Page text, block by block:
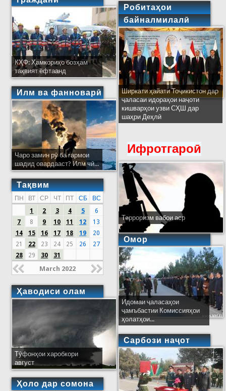
КҲФ: Ҳамкориҳо бозҳам
тақвият ёфтаанд
Илм ва фанноварӣ
Чаро замин рӯ ба гармои
шадид овардааст? Илм чӣ...
Тақвим
ПН ВТ СР ЧТ ПТ СБ
ВС
1
2 3 4 5
6
7
8 9 10 11 12
13
14
15 16 17 18 19
20
21
22 23 24 25 26
27
28
29 30 31
March 2022
Ҳаводиси олам
Тӯфонҳои харобкори
август
Ҳоло дар сомона
Робитаҳои
байналмилалӣ
Ширкати ҳайати Тоҷикистон дар
ҷаласаи идораҳои наҷоти
кишварҳои узви СҲШ дар
шаҳри Деҳлӣ
Ифротгароӣ
Терроризм вабои аср
Омор
Идомаи ҷаласаҳои
ҷамъбастии Комиссияҳои
ҳолатҳои...
Сарбози наҷот